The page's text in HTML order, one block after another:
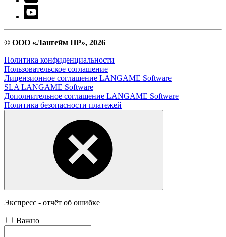
© ООО «Лангейм ПР», 2026
Политика конфиденциальности
Пользовательское соглашение
Лицензионное соглашение LANGAME Software
SLA LANGAME Software
Дополнительное соглашение LANGAME Software
Политика безопасности платежей
Экспресс - отчёт об ошибке
Важно